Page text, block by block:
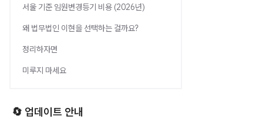
서울 기준 임원변경등기 비용 (2026년)
왜 법무법인 이현을 선택하는 걸까요?
정리하자면
미루지 마세요
🔄 업데이트 안내